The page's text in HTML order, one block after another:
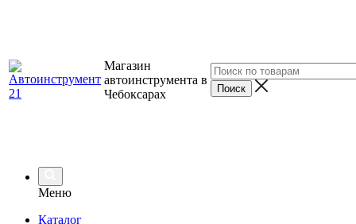
Магазин
автоинструмента в
Чебоксарах
Меню
Каталог